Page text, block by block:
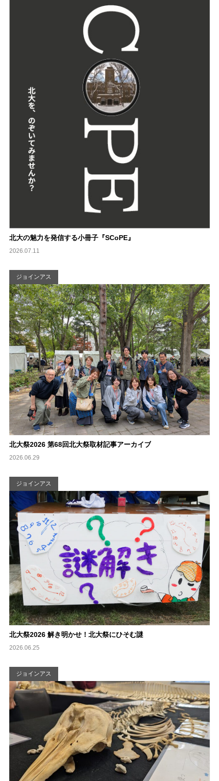
北大の魅力を発信する小冊子『SCoPE』
2026.07.11
ジョインアス
北大祭2026 第68回北大祭取材記事アーカイブ
2026.06.29
ジョインアス
北大祭2026 解き明かせ！北大祭にひそむ謎
2026.06.25
ジョインアス